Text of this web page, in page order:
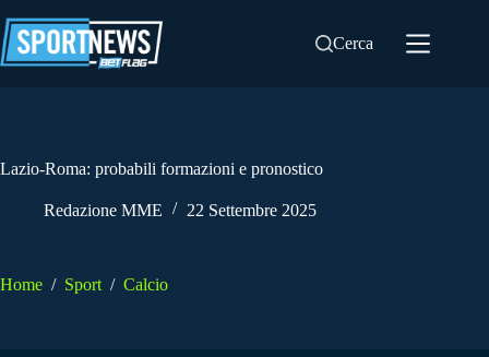
al
contenuto
Cerca
Lazio-Roma: probabili formazioni e pronostico
Redazione MME 22 Settembre 2025
Home / Sport / Calcio